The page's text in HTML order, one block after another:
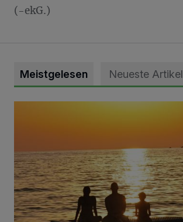
(-ekG.)
Meistgelesen Neueste Artikel
Die schönsten Sommermomente gesucht